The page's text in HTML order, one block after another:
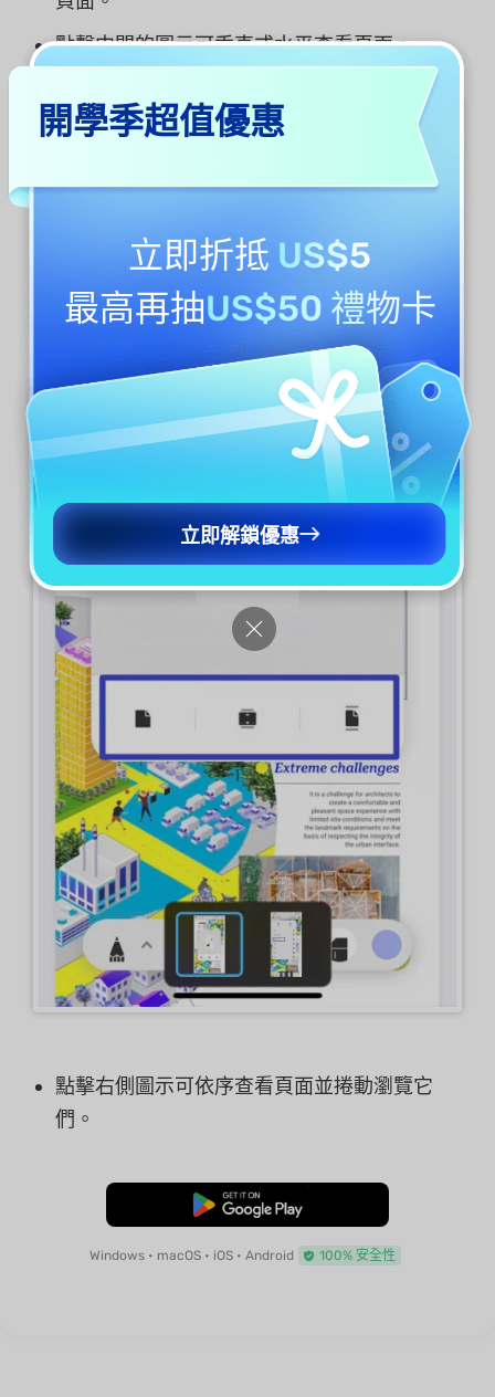
點擊中間的圖示可垂直或水平查看頁面。
點擊右側圖示可依序查看頁面並捲動瀏覽它
們。
免費下載
Windows • macOS • iOS • Android 100% 安全性
開學季超值優惠
立即折抵 US$5
最高再抽US$50 禮物卡
立即解鎖優惠